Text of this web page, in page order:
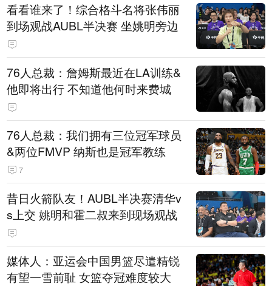
看看谁来了！综合格斗名将张伟丽
到场观战AUBL半决赛 坐姚明旁边
76人总裁：詹姆斯最近在LA训练&
他即将出行 不知道他何时来费城
76人总裁：我们拥有三位冠军球员
&两位FMVP 纳斯也是冠军教练
7
昔日火箭队友！AUBL半决赛清华v
s上交 姚明和霍二叔来到现场观战
媒体人：亚运会中国男篮尽遣精锐
有望一雪前耻 女篮夺冠难度较大